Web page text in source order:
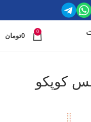
0
0تومان
کوپکو